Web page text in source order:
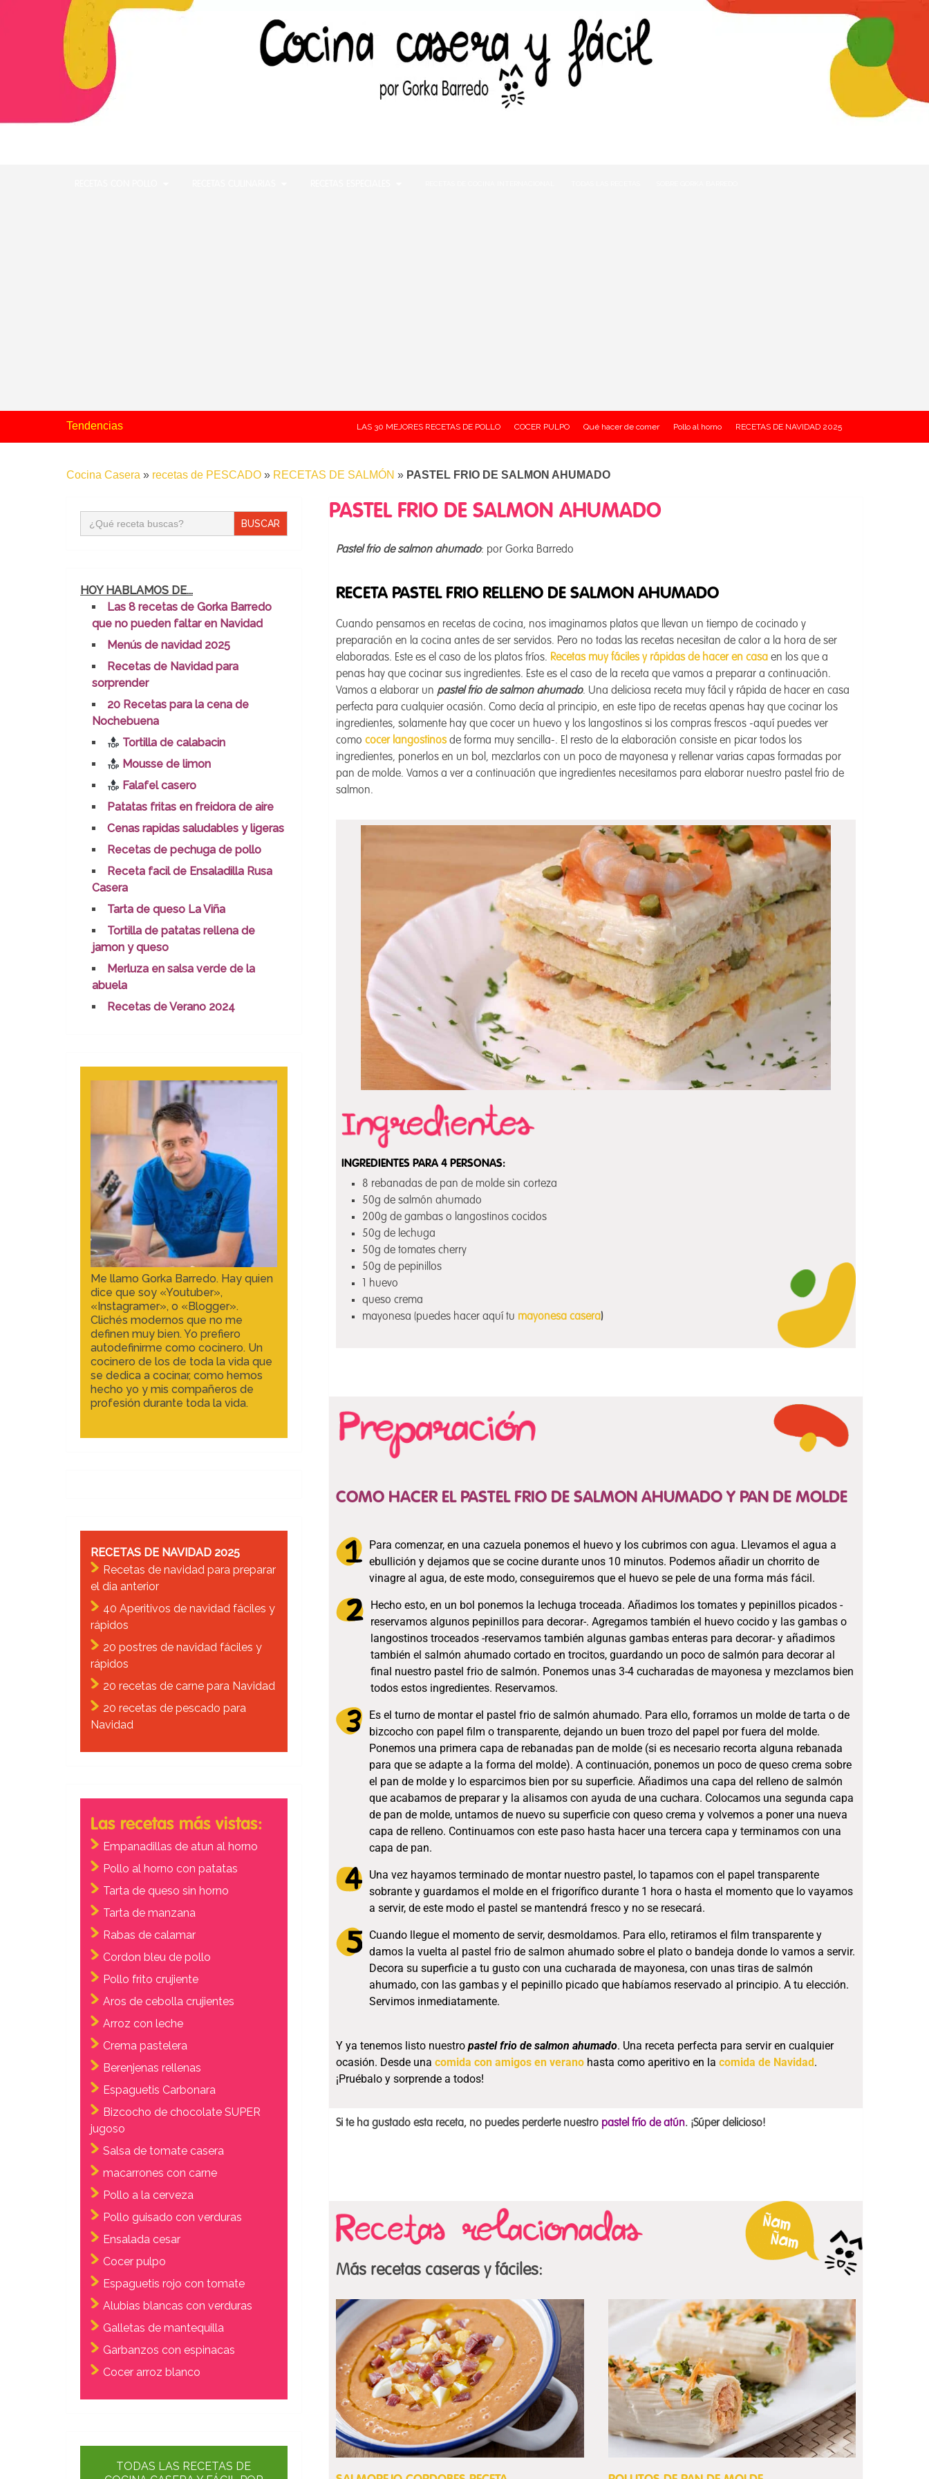
Tendencias LAS 30 MEJORES RECETAS DE POLLO COCER PULPO Qué hacer de comer Pollo al horno RECETAS DE NAVIDAD 2025
Cocina Casera » recetas de PESCADO » RECETAS DE SALMÓN » PASTEL FRIO DE SALMON AHUMADO
PASTEL FRIO DE SALMON AHUMADO
Pastel frio de salmon ahumado: por Gorka Barredo
RECETA PASTEL FRIO RELLENO DE SALMON AHUMADO
Cuando pensamos en recetas de cocina, nos imaginamos platos que llevan un tiempo de cocinado y
preparación en la cocina antes de ser servidos. Pero no todas las recetas necesitan de calor a la hora de ser
elaboradas. Este es el caso de los platos fríos. Recetas muy fáciles y rápidas de hacer en casa en los que a
penas hay que cocinar sus ingredientes. Este es el caso de la receta que vamos a preparar a continuación.
Vamos a elaborar un pastel frio de salmon ahumado. Una deliciosa receta muy fácil y rápida de hacer en casa
perfecta para cualquier ocasión. Como decía al principio, en este tipo de recetas apenas hay que cocinar los
ingredientes, solamente hay que cocer un huevo y los langostinos si los compras frescos -aquí puedes ver
como cocer langostinosde forma muy sencilla-. El resto de la elaboración consiste en picar todos los
ingredientes, ponerlos en un bol, mezclarlos con un poco de mayonesa y rellenar varias capas formadas por
pan de molde. Vamos a ver a continuación que ingredientes necesitamos para elaborar nuestro pastel frio de
salmon.
INGREDIENTES PARA 4 PERSONAS:
8 rebanadas de pan de molde sin corteza
50g de salmón ahumado
200g de gambas o langostinos cocidos
50g de lechuga
50g de tomates cherry
50g de pepinillos
1 huevo
queso crema
mayonesa (puedes hacer aquí tu mayonesa casera)
COMO HACER EL PASTEL FRIO DE SALMON AHUMADO Y PAN DE MOLDE
Para comenzar, en una cazuela ponemos el huevo y los cubrimos con agua. Llevamos el agua a
ebullición y dejamos que se cocine durante unos 10 minutos. Podemos añadir un chorrito de
vinagre al agua, de este modo, conseguiremos que el huevo se pele de una forma más fácil.
Hecho esto, en un bol ponemos la lechuga troceada. Añadimos los tomates y pepinillos picados -
reservamos algunos pepinillos para decorar-. Agregamos también el huevo cocido y las gambas o
langostinos troceados -reservamos también algunas gambas enteras para decorar- y añadimos
también el salmón ahumado cortado en trocitos, guardando un poco de salmón para decorar al
final nuestro pastel frio de salmón. Ponemos unas 3-4 cucharadas de mayonesa y mezclamos bien
todos estos ingredientes. Reservamos.
Es el turno de montar el pastel frio de salmón ahumado. Para ello, forramos un molde de tarta o de
bizcocho con papel film o transparente, dejando un buen trozo del papel por fuera del molde.
Ponemos una primera capa de rebanadas pan de molde (si es necesario recorta alguna rebanada
para que se adapte a la forma del molde). A continuación, ponemos un poco de queso crema sobre
el pan de molde y lo esparcimos bien por su superficie. Añadimos una capa del relleno de salmón
que acabamos de preparar y la alisamos con ayuda de una cuchara. Colocamos una segunda capa
de pan de molde, untamos de nuevo su superficie con queso crema y volvemos a poner una nueva
capa de relleno. Continuamos con este paso hasta hacer una tercera capa y terminamos con una
capa de pan.
Una vez hayamos terminado de montar nuestro pastel, lo tapamos con el papel transparente
sobrante y guardamos el molde en el frigorífico durante 1 hora o hasta el momento que lo vayamos
a servir, de este modo el pastel se mantendrá fresco y no se resecará.
Cuando llegue el momento de servir, desmoldamos. Para ello, retiramos el film transparente y
damos la vuelta al pastel frio de salmon ahumado sobre el plato o bandeja donde lo vamos a servir.
Decora su superficie a tu gusto con una cucharada de mayonesa, con unas tiras de salmón
ahumado, con las gambas y el pepinillo picado que habíamos reservado al principio. A tu elección.
Servimos inmediatamente.
Y ya tenemos listo nuestro pastel frio de salmon ahumado. Una receta perfecta para servir en cualquier
ocasión. Desde una comida con amigos en verano hasta como aperitivo en la comida de Navidad .
¡Pruébalo y sorprende a todos!
Si te ha gustado esta receta, no puedes perderte nuestro pastel frío de atún. ¡Súper delicioso!
Más recetas caseras y fáciles:
Buscar:
HOY HABLAMOS DE...
Las 8 recetas de Gorka Barredo
que no pueden faltar en Navidad
Menús de navidad 2025
Recetas de Navidad para
sorprender
20 Recetas para la cena de
Nochebuena
Tortilla de calabacin
Mousse de limon
Falafel casero
Patatas fritas en freidora de aire
Cenas rapidas saludables y ligeras
Recetas de pechuga de pollo
Receta facil de Ensaladilla Rusa
Casera
Tarta de queso La Viña
Tortilla de patatas rellena de
jamon y queso
Merluza en salsa verde de la
abuela
Recetas de Verano 2024
Me llamo Gorka Barredo. Hay quien
dice que soy «Youtuber»,
«Instagramer», o «Blogger».
Clichés modernos que no me
definen muy bien. Yo prefiero
autodefinirme como cocinero. Un
cocinero de los de toda la vida que
se dedica a cocinar, como hemos
hecho yo y mis compañeros de
profesión durante toda la vida.
RECETAS DE NAVIDAD 2025
Recetas de navidad para preparar
el dia anterior
40 Aperitivos de navidad fáciles y
rápidos
20 postres de navidad fáciles y
rápidos
20 recetas de carne para Navidad
20 recetas de pescado para
Navidad
Las recetas más vistas:
Empanadillas de atun al horno
Pollo al horno con patatas
Tarta de queso sin horno
Tarta de manzana
Rabas de calamar
Cordon bleu de pollo
Pollo frito crujiente
Aros de cebolla crujientes
Arroz con leche
Crema pastelera
Berenjenas rellenas
Espaguetis Carbonara
Bizcocho de chocolate SUPER
jugoso
Salsa de tomate casera
macarrones con carne
Pollo a la cerveza
Pollo guisado con verduras
Ensalada cesar
Cocer pulpo
Espaguetis rojo con tomate
Alubias blancas con verduras
Galletas de mantequilla
Garbanzos con espinacas
Cocer arroz blanco
TODAS LAS RECETAS DE